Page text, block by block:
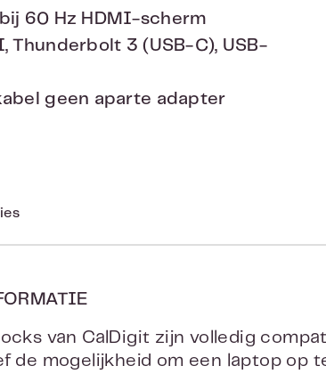
60 Hz HDMI-scherm
Thunderbolt 3 (USB-C), USB-
geen aparte adapter
van CalDigit zijn volledig
de mogelijkheid om een laptop op